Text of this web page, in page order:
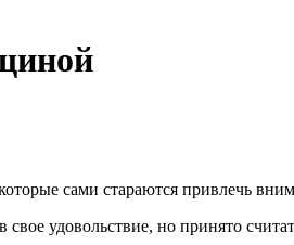
сами стараются привлечь
удовольствие, но принято